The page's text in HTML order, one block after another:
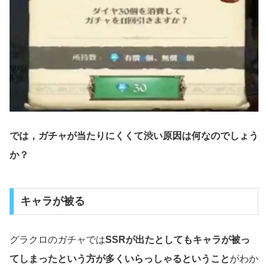
では，ガチャが当たりにくくて渋い原因は何なのでしょう
か？
キャラが被る
グラクロのガチャではSSRが出たとしてもキャラが被っ
てしまったという方が多くいらっしゃるということがわか